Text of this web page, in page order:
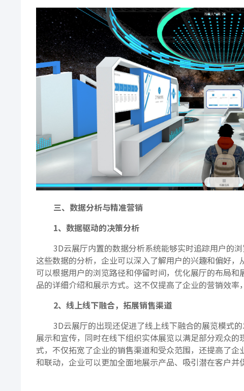
三、数据分析与精准营销
1、数据驱动的决策分析
3D云展厅内置的数据分析系统能够实时追踪用户的
这些数据的分析，企业可以深入了解用户的兴趣和偏好
可以根据用户的浏览路径和停留时间，优化展厅的布局
品的详细介绍和展示方式。这不仅提高了企业的营销效率
2、线上线下融合，拓展销售渠道
3D云展厅的出现还促进了线上线下融合的展览模式
展示和宣传，同时在线下组织实体展览以满足部分观众
式，不仅拓宽了企业的销售渠道和受众范围，还提高了
和联动，企业可以更加全面地展示产品、吸引潜在客户并